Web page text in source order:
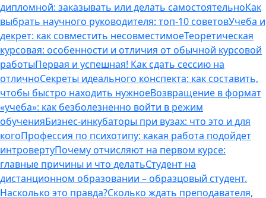
дипломной: заказывать или делать самостоятельноКак
выбрать научного руководителя: топ-10 советовУчеба и
декрет: как совместить несовместимоеТеоретическая
курсовая: особенности и отличия от обычной курсовой
работыПервая и успешная! Как сдать сессию на
отличноСекреты идеального конспекта: как составить,
чтобы быстро находить нужноеВозвращение в формат
«учеба»: как безболезненно войти в режим
обученияБизнес-инкубаторы при вузах: что это и для
когоПрофессия по психотипу: какая работа подойдет
интровертуПочему отчисляют на первом курсе:
главные причины и что делатьСтудент на
дистанционном образовании – образцовый студент.
Насколько это правда?Сколько ждать преподавателя,